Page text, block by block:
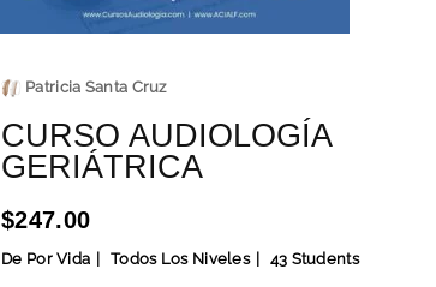
Patricia Santa Cruz
CURSO AUDIOLOGÍA
GERIÁTRICA
$247.00
De Por Vida Todos Los Niveles 43 Students